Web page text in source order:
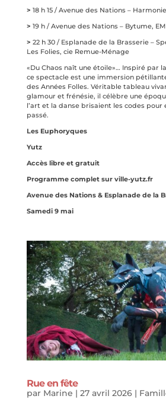
> 18 h 15 / Avenue des Nations –
> 19 h / Avenue des Nations – Bytume,
> 22 h 30 / Esplanade de la Brasserie –
Les Folies, cie Remue-Ménage
«Du Chaos naît une étoile»… Inspiré par
ce spectacle est une immersion
des Années Folles. Véritable tableau
glamour et frénésie, il célèbre une
l’art et la danse brisaient les codes pour
passé.
Les Euphoryques
Yutz
Accès libre et gratuit
Programme complet sur ville-yutz.fr
Avenue des Nations & Esplanade de la
Samedi 9 mai
Rue en fête
par Marine | 27 avril 2026|